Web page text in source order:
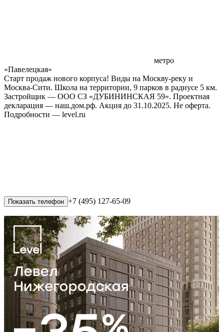
метро
«Павелецкая»
Старт продаж нового корпуса! Виды на Москву-реку и
Москва-Сити. Школа на территории, 9 парков в радиусе 5 км.
Застройщик — ООО СЗ «ДУБИНИНСКАЯ 59». Проектная
декларация — наш.дом.рф. Акция до 31.10.2025. Не оферта.
Подробности — level.ru
Показать телефон +7 (495) 127-65-09